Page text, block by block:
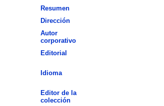
Resumen
Dirección
Autor
corporativo
Editorial
Idioma
Editor de la
colección